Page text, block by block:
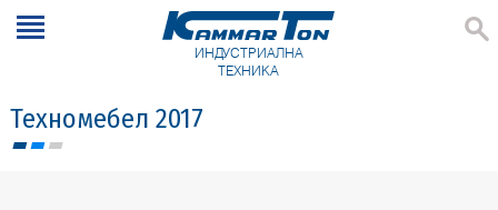
ИНДУСТРИАЛНА
ТЕХНИКА
Техномебел 2017